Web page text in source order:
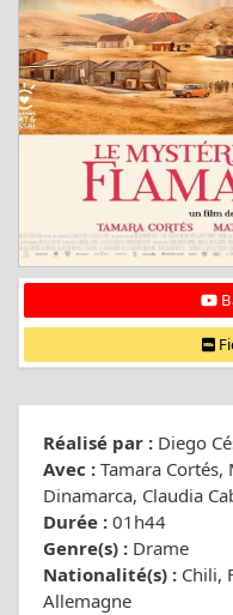
Réalisé par : Diego
Avec : Tamara Cortés,
Dinamarca, Claudia
Durée : 01h44
Genre(s) : Drame
Nationalité(s) : Chili,
Allemagne